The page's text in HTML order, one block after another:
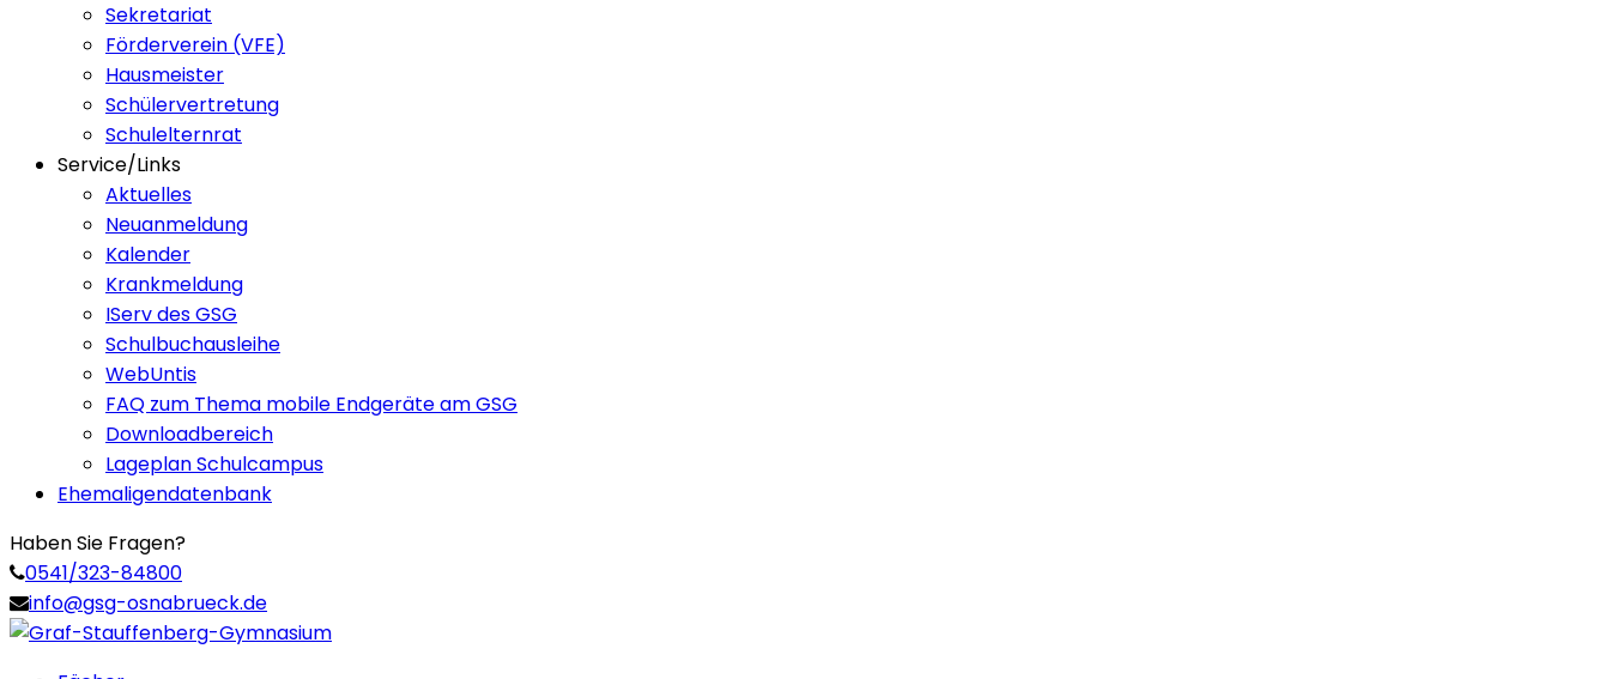
Sekretariat
Förderverein (VFE)
Hausmeister
Schülervertretung
Schulelternrat
Service/Links
Aktuelles
Neuanmeldung
Kalender
Krankmeldung
IServ des GSG
Schulbuchausleihe
WebUntis
FAQ zum Thema mobile Endgeräte am GSG
Downloadbereich
Lageplan Schulcampus
Ehemaligendatenbank
Haben Sie Fragen?
0541/323-84800
info@gsg-osnabrueck.de